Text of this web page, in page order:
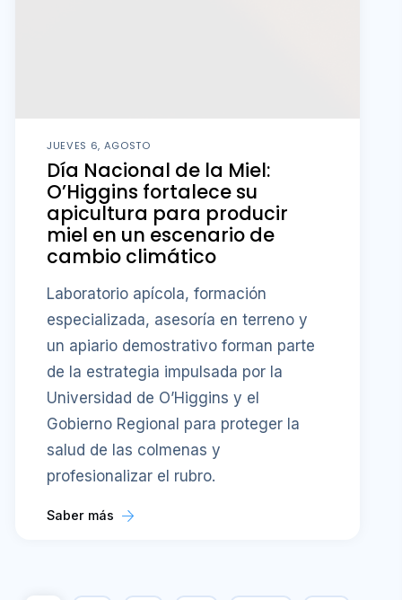
JUEVES 6, AGOSTO
Día Nacional de la Miel:
O’Higgins fortalece su
apicultura para producir
miel en un escenario de
cambio climático
Laboratorio apícola, formación
especializada, asesoría en terreno y
un apiario demostrativo forman parte
de la estrategia impulsada por la
Universidad de O’Higgins y el
Gobierno Regional para proteger la
salud de las colmenas y
profesionalizar el rubro.
Saber más